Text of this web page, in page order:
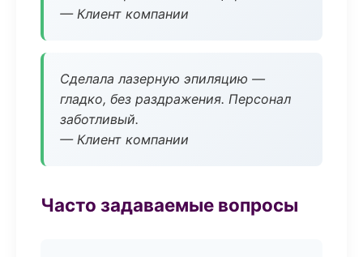
— Клиент компании
Сделала лазерную эпиляцию —
гладко, без раздражения. Персонал
заботливый.
— Клиент компании
Часто задаваемые вопросы